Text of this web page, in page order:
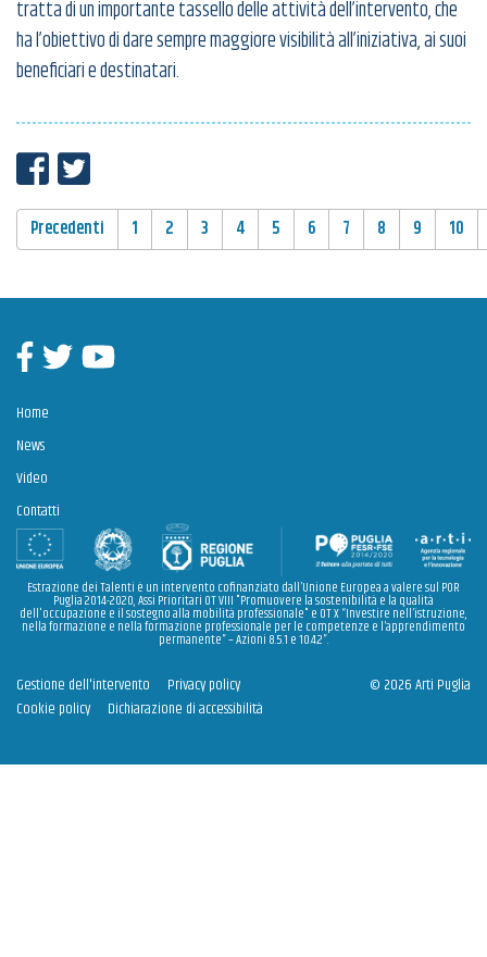
tratta di un importante tassello delle attività dell’intervento, che
ha l’obiettivo di dare sempre maggiore visibilità all’iniziativa, ai suoi
beneficiari e destinatari.
Condividi su Facebook
Condividi su Twitter
PAGINAZIONE
Precedenti 1 2 3 4 5 6 7 8 9 10
Facebook
Twitter Youtube
Home
News
Video
Contatti
Estrazione dei Talenti è un intervento cofinanziato dall’Unione Europea a valere sul POR
Puglia 2014-2020, Assi Prioritari OT VIII "Promuovere la sostenibilità e la qualità
dell'occupazione e il sostegno alla mobilità professionale" e OT X “Investire nell’istruzione,
nella formazione e nella formazione professionale per le competenze e l’apprendimento
permanente” – Azioni 8.5.1 e 10.4.2”.
Gestione dell'intervento
Privacy policy
Cookie policy
Dichiarazione di accessibilità
© 2026 Arti Puglia